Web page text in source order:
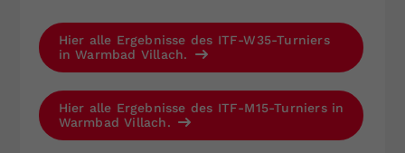
Hier alle Ergebnisse des ITF-W35-Turniers
in Warmbad Villach.
Hier alle Ergebnisse des ITF-M15-Turniers in
Warmbad Villach.